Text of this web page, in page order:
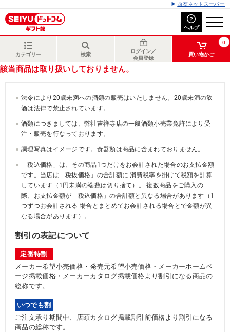
西友ネットスーパー
ヘルプ
カテゴリー 検索
ログイン／
会員登録
0
買い物かご
該当商品は取り扱いしておりません。
法令により20歳未満への酒類の販売はいたしません。20歳未満の飲
酒は法律で禁止されています。
酒類につきましては、弊社吉祥寺店の一般酒類小売業免許により受
注・販売を行なっております。
調理写真はイメージです。食器類は商品に含まれておりません。
「税込価格」は、その商品1つだけをお会計された場合のお支払金額
です。当店は「税抜価格」の合計額に 消費税率を掛けて税額を計算
しています（1円未満の端数は切り捨て）。 複数商品をご購入の
際、お支払金額が「税込価格」の合計額と異なる場合があります（1
つずつお会計される 場合とまとめてお会計される場合とで金額が異
なる場合があります）。
割引の表記について
定番特割
メーカー希望小売価格・発売元希望小売価格・メーカーホームペ
ージ掲載価格・メーカーカタログ掲載価格より割引になる商品の
総称です。
いつでも割
ご注文承り期間中、店頭カタログ掲載割引前価格より割引になる
商品の総称です。